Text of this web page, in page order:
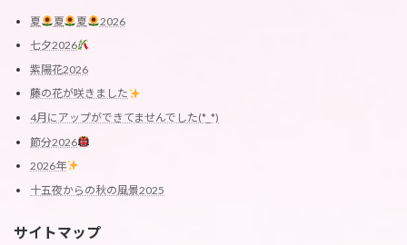
夏 夏 夏
2026
七夕2026
紫陽花2026
藤の花が咲きました
4月にアップができてませんでした(*_*)
節分2026
2026年
十五夜からの秋の風景2025
サイトマップ